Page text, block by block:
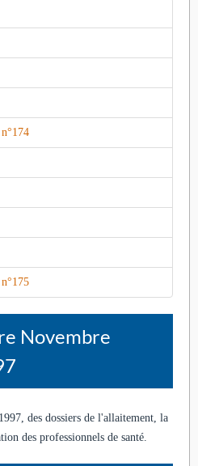
Novembre
des dossiers de l'allaitement, la
des professionnels de santé.